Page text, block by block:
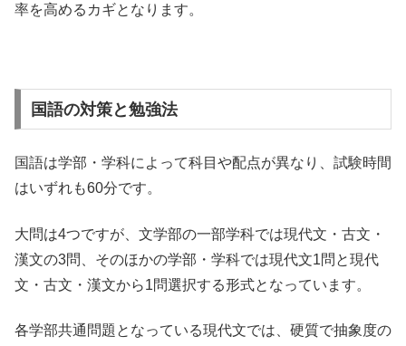
率を高めるカギとなります。
国語の対策と勉強法
国語は学部・学科によって科目や配点が異なり、試験時間
はいずれも60分です。
大問は4つですが、文学部の一部学科では現代文・古文・
漢文の3問、そのほかの学部・学科では現代文1問と現代
文・古文・漢文から1問選択する形式となっています。
各学部共通問題となっている現代文では、硬質で抽象度の